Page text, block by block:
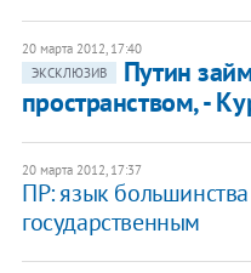
20 марта 2012, 17:40
ЭКСКЛЮЗИВ
Путин
пространством, -
20 марта 2012, 17:37
ПР: язык
государственным